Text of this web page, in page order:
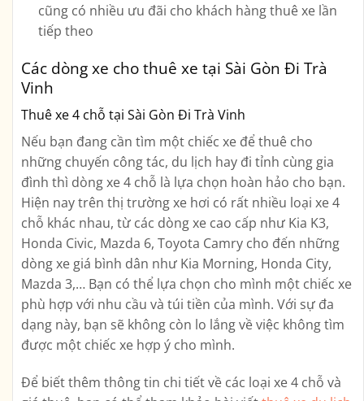
cũng có nhiều ưu đãi cho khách hàng thuê xe lần
tiếp theo
Các dòng xe cho thuê xe tại Sài Gòn Đi Trà
Vinh
Thuê xe 4 chỗ tại Sài Gòn Đi Trà Vinh
Nếu bạn đang cần tìm một chiếc xe để thuê cho
những chuyến công tác, du lịch hay đi tỉnh cùng gia
đình thì dòng xe 4 chỗ là lựa chọn hoàn hảo cho bạn.
Hiện nay trên thị trường xe hơi có rất nhiều loại xe 4
chỗ khác nhau, từ các dòng xe cao cấp như Kia K3,
Honda Civic, Mazda 6, Toyota Camry cho đến những
dòng xe giá bình dân như Kia Morning, Honda City,
Mazda 3,… Bạn có thể lựa chọn cho mình một chiếc xe
phù hợp với nhu cầu và túi tiền của mình. Với sự đa
dạng này, bạn sẽ không còn lo lắng về việc không tìm
được một chiếc xe hợp ý cho mình.
Để biết thêm thông tin chi tiết về các loại xe 4 chỗ và